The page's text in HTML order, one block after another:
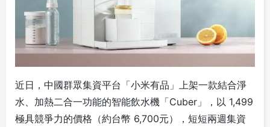
近日，中國群眾集資平台「小米有品」上架一款結合淨
水、加熱二合一功能的智能飲水機「Cuber」，以 1,499
極具競爭力的價格（約台幣 6,700元），短短兩週集資